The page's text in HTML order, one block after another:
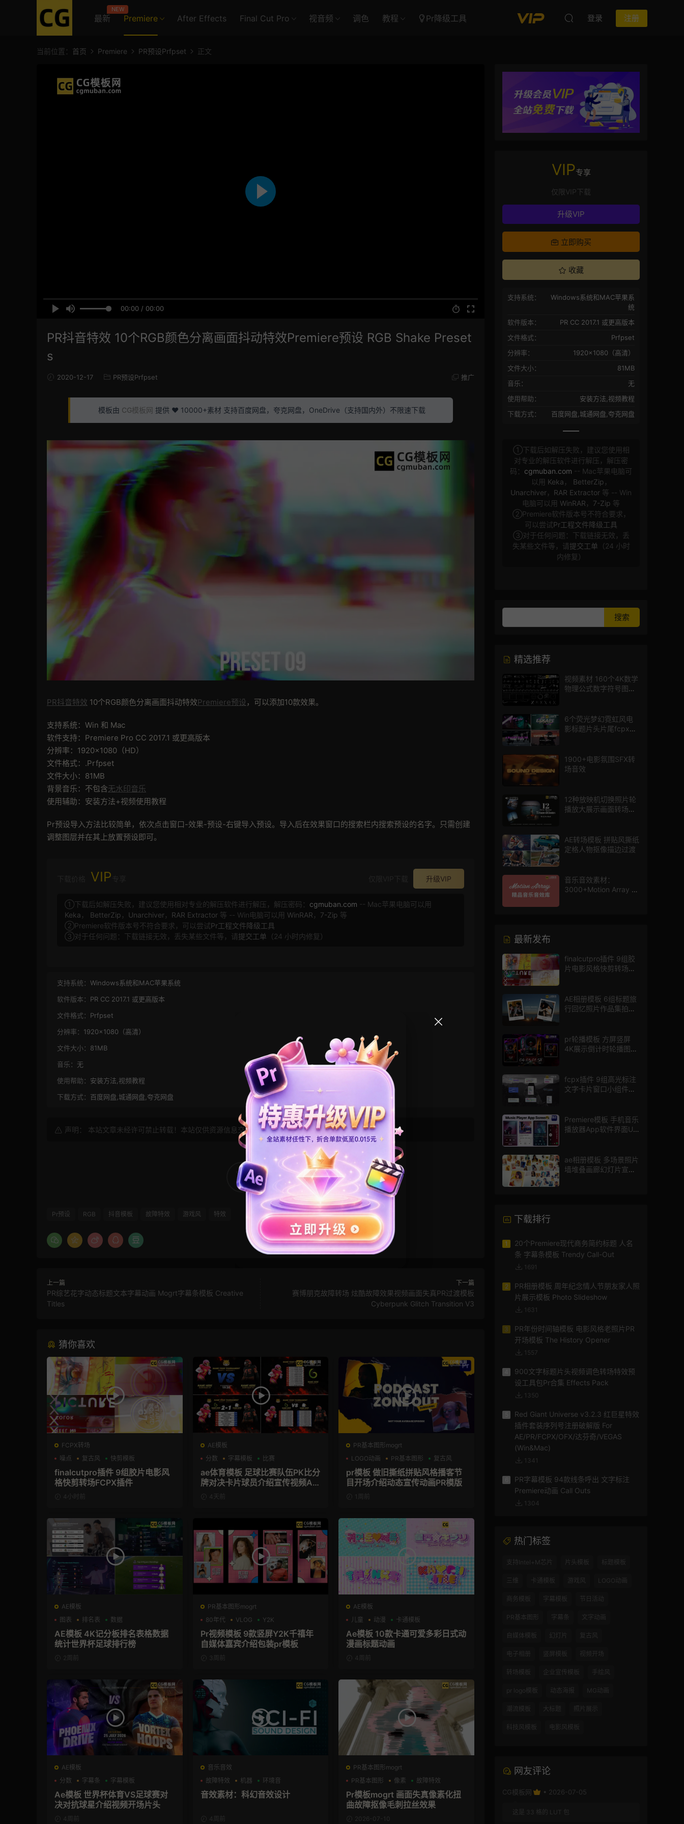
最新
NEW
Premiere After Effects Final Cut Pro 视音频 调色 教程 Pr降级工具 登录 注册
当前位置： 首页 Premiere PR预设Prfpset 正文
00:00 / 00:00
PR抖音特效 10个RGB颜色分离画面抖动特效Premiere预设 RGB Shake Preset
s
2020-12-17 PR预设Prfpset 推广
模板由 CG模板网 提供 ❤️ 10000+素材 支持百度网盘，夸克网盘，OneDrive（支持国内外）不限速下载
PR抖音特效 10个RGB颜色分离画面抖动特效Premiere预设 ，可以添加10款效果。
支持系统：Win 和 Mac
软件支持：Premiere Pro CC 2017.1 或更高版本
分辨率：1920×1080（HD）
文件格式：.Prfpset
文件大小：81MB
背景音乐：不包含无水印音乐
使用辅助：安装方法+视频使用教程
Pr预设导入方法比较简单，依次点击窗口-效果-预设-右键导入预设。导入后在效果窗口的搜索栏内搜索预设的名字。只需创建
调整图层并在其上放置预设即可。
VIP 升级VIP
①下载后如解压失败，建议您使用相对专业的解压软件进行解压，解压密码： cgmuban.com -- Mac苹果电脑可以用
Keka ， BetterZip ， Unarchiver， RAR Extractor 等 -- Win电脑可以用 WinRAR ， 7-Zip 等
②Premiere软件版本号不符合要求，可以尝试Pr工程文件降级工具
③对于任何问题：下载链接无效，丢失某些文件等，请提交工单 （24 小时内修复）
支持系统： Windows系统和MAC苹果系统
软件版本： PR CC 2017.1 或更高版本
文件格式： Prfpset
分辨率： 1920×1080（高清）
文件大小： 81MB
音乐： 无
使用帮助： 安装方法,视频教程
下载方式： 百度网盘,城通网盘,夸克网盘
声明： 本站文章未经许可禁止转载！本站仅供资源信息交流学习， 版权说明点此了解！
14
Pr预设 RGB 抖音模板 故障特效 游戏风 特效
上一篇
PR综艺花字动态标题文本字幕动画 Mogrt字幕条模板 Creative
Titles
下一篇
赛博朋克故障转场 炫酷故障效果视频画面失真PR过渡模板
Cyberpunk Glitch Transition V3
猜你喜欢
FCPX转场
噪点
复古风 快剪模板
finalcutpro插件 9组胶片电影风
格快剪转场FCPX插件
4小时前
AE模板
分数
字幕模板 比赛
ae体育模板 足球比赛队伍PK比分
牌对决卡片球员介绍宣传视频AE
模板
4天前
PR基本图形mogrt
LOGO动画
PR基本图形 复古风
pr模板 做旧撕纸拼贴风格播客节
目开场介绍动态宣传动画PR模版
1周前
AE模板
图表
排名表 数据
AE模板 4K记分板排名表格数据
统计世界杯足球排行榜
2周前
PR基本图形mogrt
80年代
VLOG Y2K
Pr视频模板 9款竖屏Y2K千禧年
自媒体嘉宾介绍包装pr模板
3周前
AE模板
儿童
动漫 卡通模板
Ae模板 10款卡通可爱多彩日式动
漫画标题动画
4周前
AE模板
分数
字幕条 字幕模板
Ae模板 世界杯体育VS足球赛对
决对抗球星介绍视频开场片头
4周前
音乐音效
故障特效
机器 环境音
音效素材：科幻音效设计
4周前
PR基本图形mogrt
PR基本图形
像素 故障特效
Pr模板mogrt 画面失真像素化扭
曲故障抠像毛刺拉丝效果
2026-07-10
VIP专享
仅限VIP下载
升级VIP
立即购买
收藏
支持系统：
Windows系统和MAC苹果系
统
软件版本：
PR CC 2017.1 或更高版本
文件格式：
Prfpset
分辨率：
1920×1080（高清）
文件大小：
81MB
音乐：
无
使用帮助：
安装方法,视频教程
下载方式：
百度网盘,城通网盘,夸克网盘
①下载后如解压失败，建议您使用相
对专业的解压软件进行解压，解压密
码： cgmuban.com -- Mac苹果电脑可
以用 Keka ， BetterZip ，
Unarchiver， RAR Extractor 等 -- Win
电脑可以用 WinRAR ， 7-Zip 等
②Premiere软件版本号不符合要求，
可以尝试Pr工程文件降级工具
③对于任何问题：下载链接无效，丢
失某些文件等，请提交工单 （24 小时
内修复）
精选推荐
视频素材 160个4K数学
物理公式数字符号图标
6个荧光梦幻霓虹风电
影标题片头片尾fcpx插
1900+电影氛围SFX转
场音效
12种放映机切换照片轮
播放大展示画面转场动
AE转场模板 拼贴风撕纸
定格人物抠像描边过渡
音乐音效素材：
3000+Motion Array 影
最新发布
finalcutpro插件 9组胶
片电影风格快剪转场
AE相册模板 6组标题旅
行回忆照片作品集拍立
pr轮播模板 方屏竖屏
4K展示倒计时轮播图
fcpx插件 9组高光标注
文字卡片窗口小组件浮
Premiere模板 手机音乐
播放器App软件界面UI
ae相册模板 多场景照片
墙堆叠画廊幻灯片宣传
下载排行
1
20个Premiere现代商务简约标题 人名
条 字幕条模板 Trendy Call-Out
1691
2
PR相册模板 周年纪念情人节朋友家人照
片展示模板 Photo Slideshow
1631
3
PR年份时间轴模板 电影风格老照片PR
开场模板 The History Opener
1557
900文字标题片头视频调色转场特效预
设工具包Pr合集 Effects Pack
1350
Red Giant Universe v3.2.3 红巨星特效
插件套装序列号注册破解版 For
AE/PR/FCPX/OFX/达芬奇/VEGAS
(Win&Mac)
1341
PR字幕模板 94款线条呼出 文字标注
Premiere动画 Call Outs
1304
热门标签
支持Intel+M芯片 片头模板 标题模板
三维 卡通模板 游戏风 LOGO动画
商务模板 字幕模板 节日活动
PR基本图形 字幕条 文字动画
自媒体模板 幻灯片 复古风
电子相册 竖屏模板 视频开场
转场模板 企业宣传模板 手绘风
pr logo模板 动态海报 MG动画
潮流模板 大标题 照片展示
科技风模板 电影风模板
网友评论
CG模板网 • 2026-07-05
这是 33 格的 LUT 包